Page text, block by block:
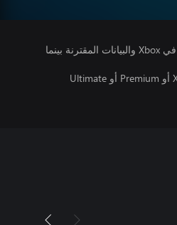
يتلقى ناشرو الألعاب التي تقوم بتشغيلها وصولاً إلى معلومات ملف تعريفك في Xbox والبيانات المقترنة بينما
تتطلب اللعبة متعددة اللاعبين عبر الإنترنت توفر Xbox Game Pass Essential أو Premium أو Ultimate